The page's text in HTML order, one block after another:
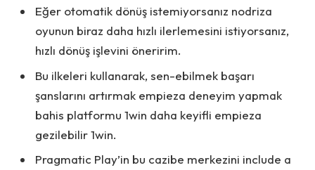
Eğer otomatik dönüş istemiyorsanız nodriza
oyunun biraz daha hızlı ilerlemesini istiyorsanız,
hızlı dönüş işlevini öneririm.
Bu ilkeleri kullanarak, sen-ebilmek başarı
şanslarını artırmak empieza deneyim yapmak
bahis platformu 1win daha keyifli empieza
gezilebilir 1win.
Pragmatic Play’in bu cazibe merkezini include a